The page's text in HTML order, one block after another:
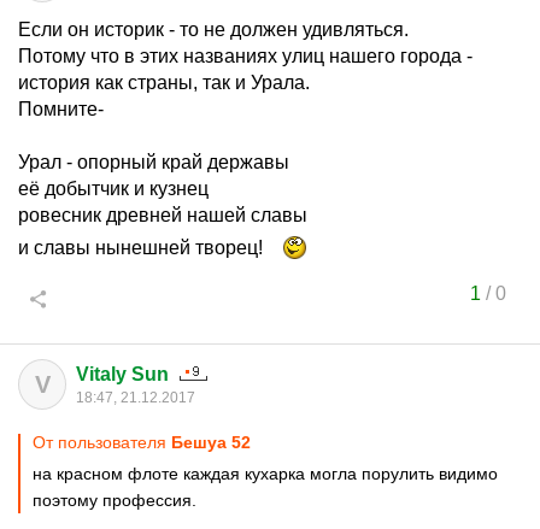
Если он историк - то не должен удивляться.
Потому что в этих названиях улиц нашего города -
история как страны, так и Урала.
Помните-
Урал - опорный край державы
её добытчик и кузнец
ровесник древней нашей славы
и славы нынешней творец!
1 /0
V Vitaly Sun
18:47, 21.12.2017
От пользователя Бешуа 52
на красном флоте каждая кухарка могла порулить видимо
поэтому профессия.